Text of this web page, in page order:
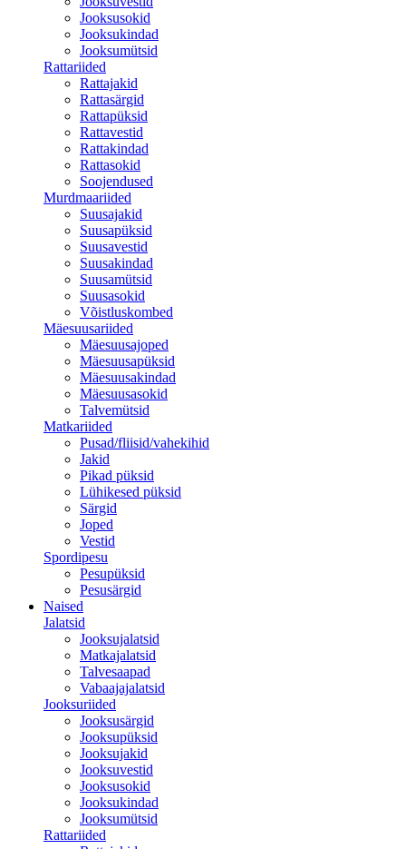
Jooksusokid
Jooksukindad
Jooksumütsid
Rattariided
Rattajakid
Rattasärgid
Rattapüksid
Rattavestid
Rattakindad
Rattasokid
Soojendused
Murdmaariided
Suusajakid
Suusapüksid
Suusavestid
Suusakindad
Suusamütsid
Suusasokid
Võistluskombed
Mäesuusariided
Mäesuusajoped
Mäesuusapüksid
Mäesuusakindad
Mäesuusasokid
Talvemütsid
Matkariided
Pusad/fliisid/vahekihid
Jakid
Pikad püksid
Lühikesed püksid
Särgid
Joped
Vestid
Spordipesu
Pesupüksid
Pesusärgid
Naised
Jalatsid
Jooksujalatsid
Matkajalatsid
Talvesaapad
Vabaajajalatsid
Jooksuriided
Jooksusärgid
Jooksupüksid
Jooksujakid
Jooksuvestid
Jooksusokid
Jooksukindad
Jooksumütsid
Rattariided